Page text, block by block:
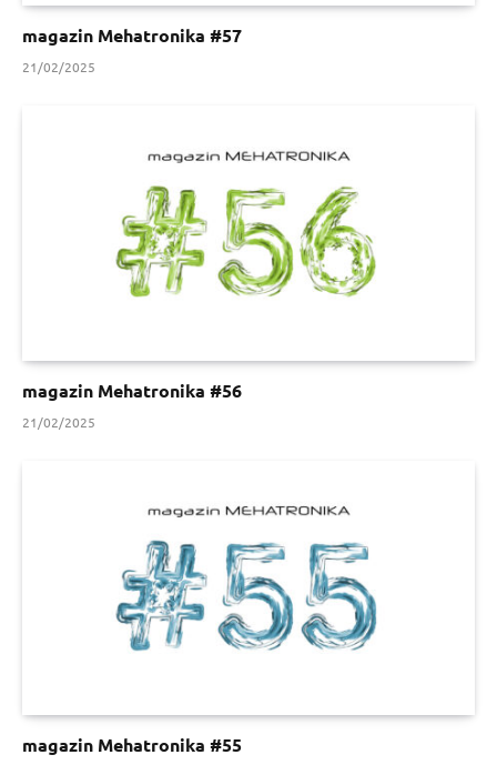
magazin Mehatronika #57
21/02/2025
magazin Mehatronika #56
21/02/2025
magazin Mehatronika #55